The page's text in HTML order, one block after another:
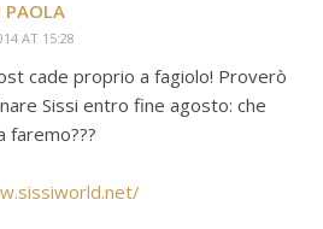
PAOLA
AT 15:28
cade proprio a fagiolo! Proverò
Sissi entro fine agosto: che
faremo???